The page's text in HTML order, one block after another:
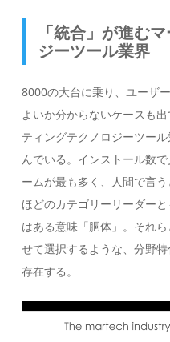
「統合」が進む
ジーツール業界
8000の大台に乗り、ユーザ
よいか分からないケースも
ティングテクノロジーツー
んでいる。インストール数
ームが最も多く、人間で言
ほどのカテゴリーリーダー
はある意味「胴体」。それ
せて選択するような、分野
存在する。